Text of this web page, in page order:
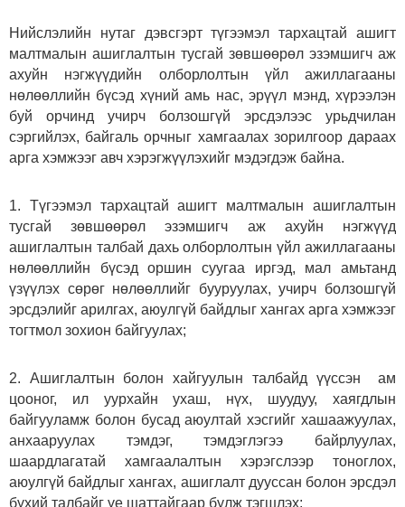
Нийслэлийн нутаг дэвсгэрт түгээмэл тархацтай ашигт
малтмалын ашиглалтын тусгай зөвшөөрөл эзэмшигч аж
ахуйн нэгжүүдийн олборлолтын үйл ажиллагааны
нөлөөллийн бүсэд хүний амь нас, эрүүл мэнд, хүрээлэн
буй орчинд учирч болзошгүй эрсдэлээс урьдчилан
сэргийлэх, байгаль орчныг хамгаалах зорилгоор дараах
арга хэмжээг авч хэрэгжүүлэхийг мэдэгдэж байна.
1. Түгээмэл тархацтай ашигт малтмалын ашиглалтын
тусгай зөвшөөрөл эзэмшигч аж ахуйн нэгжүүд
ашиглалтын талбай дахь олборлолтын үйл ажиллагааны
нөлөөллийн бүсэд оршин суугаа иргэд, мал амьтанд
үзүүлэх сөрөг нөлөөллийг бууруулах, учирч болзошгүй
эрсдэлийг арилгах, аюулгүй байдлыг хангах арга хэмжээг
тогтмол зохион байгуулах;
2. Ашиглалтын болон хайгуулын талбайд үүссэн ам
цооног, ил уурхайн ухаш, нүх, шуудуу, хаягдлын
байгууламж болон бусад аюултай хэсгийг хашаажуулах,
анхааруулах тэмдэг, тэмдэглэгээ байрлуулах,
шаардлагатай хамгаалалтын хэрэгслээр тоноглох,
аюулгүй байдлыг хангах, ашиглалт дууссан болон эрсдэл
бүхий талбайг үе шаттайгаар булж тэгшлэх;